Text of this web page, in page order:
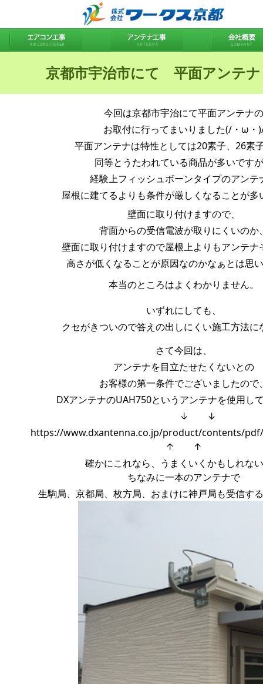
京都市宇治市にて 平面アンテナ
今回は京都市宇治にて平面アンテナ
お取付に行ってまいりました(/・ω・
平面アンテナは特性としては20素子、26素
同等とうたわれている商品が多いです
経験上フィッシュボーンタイプのアンテ
屋根に建てるよりも条件が厳しくなることが多
壁面に取り付けますので、
背面からの受信電波が取りにくいのか
壁面に取り付けますので屋根上よりもアンテナ
高さが低くなることが原因なのかなぁとは思
本当のところはよくわかりません。
いずれにしても、
クセがきついので答えの出しにくい施工方法に
さて今回は、
アンテナを目立たせたくないとの
お客様の第一条件でございましたので
DXアンテナのUAH750というアンテナを使用し
↓ ↓
https://www.dxantenna.co.jp/product/contents/pdf/
↑ ↑
確かにこれなら、うまくいくかもしれな
ちなみに一本のアンテナで
生駒局、京都局、枚方局、おまけに神戸局も受信す